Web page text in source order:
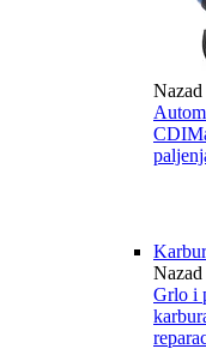
Nazad
CDI
Nazad
Grlo i